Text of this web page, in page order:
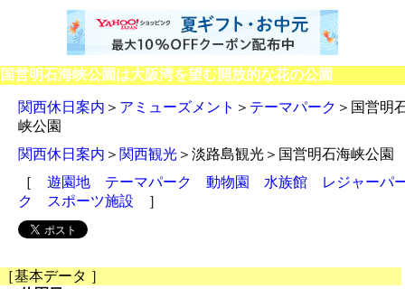
国営明石海峡公園は大阪湾を望む開放的な花の公園
関西休日案内 ＞ アミューズメント ＞ テーマパーク ＞国営明
峡公園
関西休日案内 ＞ 関西観光 ＞淡路島観光＞国営明石海峡公園
［ 遊園地 テーマパーク 動物園 水族館
レジャーパ
ク
スポーツ施設 ］
［基本データ ］